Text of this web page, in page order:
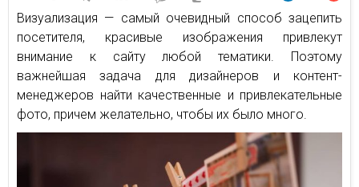
Визуализация — самый очевидный способ зацепить
посетителя, красивые изображения привлекут
внимание к сайту любой тематики. Поэтому
важнейшая задача для дизайнеров и контент-
менеджеров найти качественные и привлекательные
фото, причем желательно, чтобы их было много.